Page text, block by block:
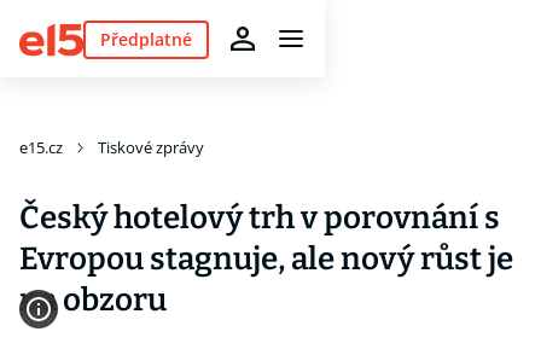
Předplatné
e15.cz Tiskové zprávy
Český hotelový trh v porovnání s
Evropou stagnuje, ale nový růst je
na obzoru